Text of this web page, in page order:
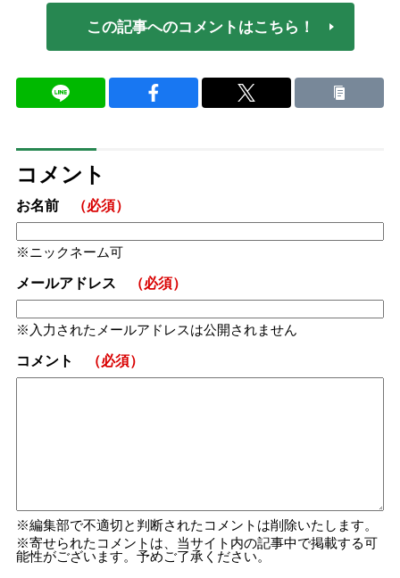
この記事へのコメントはこちら！
コメント
お名前 （必須）
ニックネーム可
メールアドレス （必須）
入力されたメールアドレスは公開されません
コメント （必須）
編集部で不適切と判断されたコメントは削除いたします。
寄せられたコメントは、当サイト内の記事中で掲載する可
能性がございます。予めご了承ください。